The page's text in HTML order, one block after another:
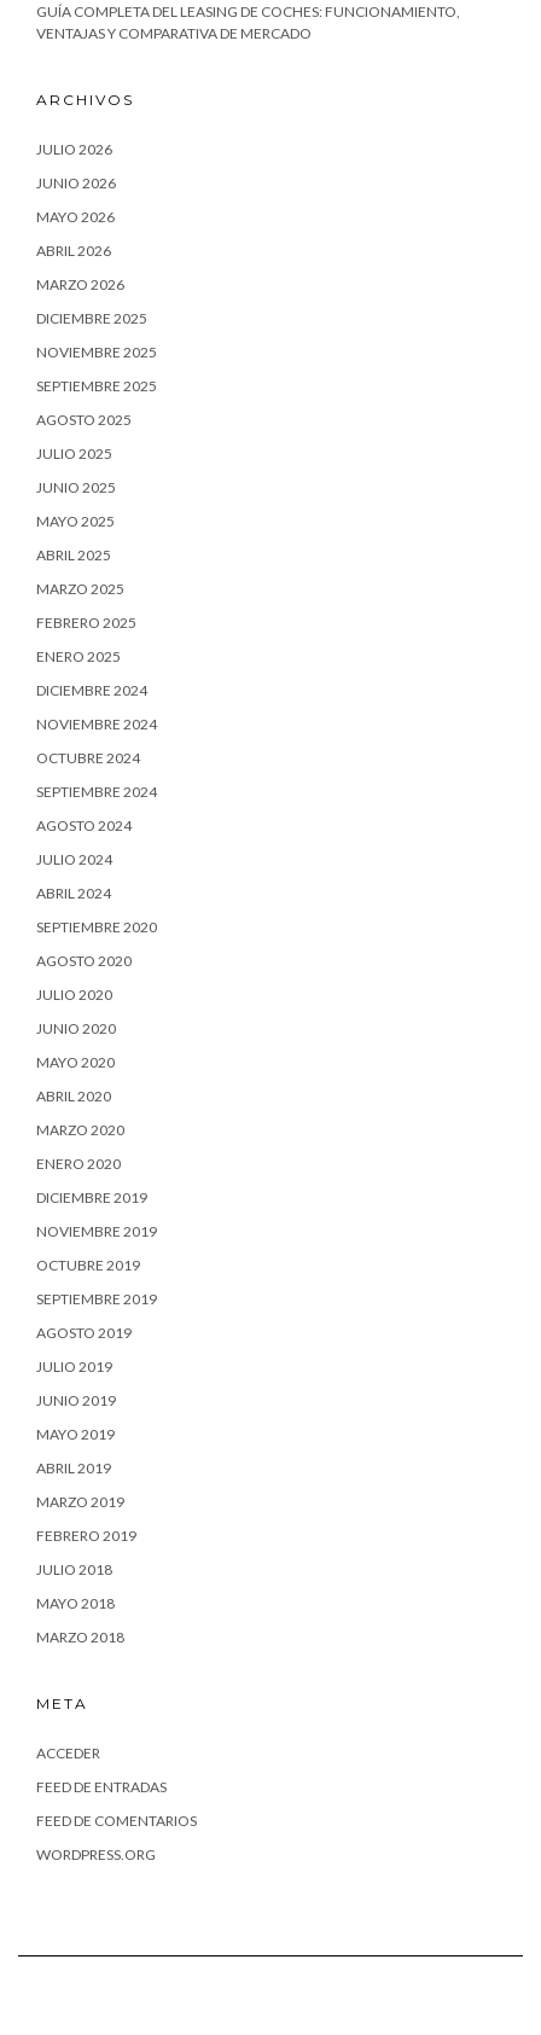
GUÍA COMPLETA DEL LEASING DE COCHES: FUNCIONAMIENTO,
VENTAJAS Y COMPARATIVA DE MERCADO
ARCHIVOS
JULIO 2026
JUNIO 2026
MAYO 2026
ABRIL 2026
MARZO 2026
DICIEMBRE 2025
NOVIEMBRE 2025
SEPTIEMBRE 2025
AGOSTO 2025
JULIO 2025
JUNIO 2025
MAYO 2025
ABRIL 2025
MARZO 2025
FEBRERO 2025
ENERO 2025
DICIEMBRE 2024
NOVIEMBRE 2024
OCTUBRE 2024
SEPTIEMBRE 2024
AGOSTO 2024
JULIO 2024
ABRIL 2024
SEPTIEMBRE 2020
AGOSTO 2020
JULIO 2020
JUNIO 2020
MAYO 2020
ABRIL 2020
MARZO 2020
ENERO 2020
DICIEMBRE 2019
NOVIEMBRE 2019
OCTUBRE 2019
SEPTIEMBRE 2019
AGOSTO 2019
JULIO 2019
JUNIO 2019
MAYO 2019
ABRIL 2019
MARZO 2019
FEBRERO 2019
JULIO 2018
MAYO 2018
MARZO 2018
META
ACCEDER
FEED DE ENTRADAS
FEED DE COMENTARIOS
WORDPRESS.ORG